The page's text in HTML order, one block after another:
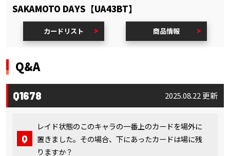
SAKAMOTO DAYS【UA43BT】
カードリスト 商品情報
Q&A
Q1678 2025.08.22 更新
レイド状態のこのキャラの一番上のカードを場外に
置きました。その場合、下にあったカードは場に残
りますか？